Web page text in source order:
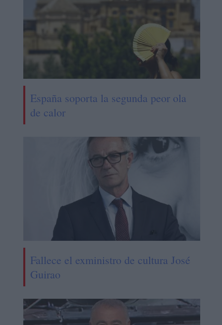
España soporta la segunda peor ola
de calor
Fallece el exministro de cultura José
Guirao